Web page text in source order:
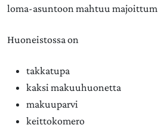
loma-asuntoon mahtuu
Huoneistossa on
takkatupa
kaksi makuuhuonetta
makuuparvi
keittokomero